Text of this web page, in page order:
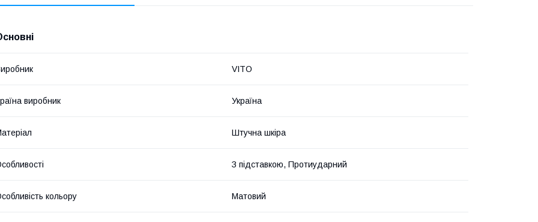
VITO
виробник Україна
Штучна шкіра
З підставкою, Протиударний
кольору Матовий